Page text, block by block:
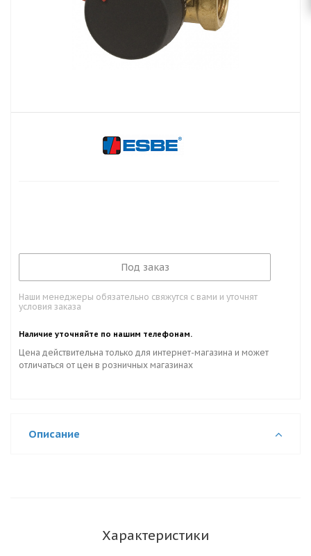
Под заказ
Наши менеджеры обязательно свяжутся с вами и уточнят
условия заказа
Наличие уточняйте по нашим телефонам.
Цена действительна только для интернет-магазина и может
отличаться от цен в розничных магазинах
Описание
Характеристики